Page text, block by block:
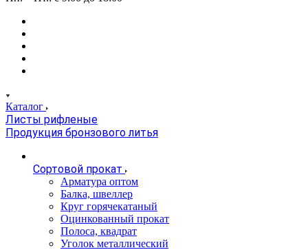
Каталог
Листы рифленые
Продукция бронзового литья
Сортовой прокат
Арматура оптом
Балка, швеллер
Круг горячекатаный
Оцинкованный прокат
Полоса, квадрат
Уголок металлический